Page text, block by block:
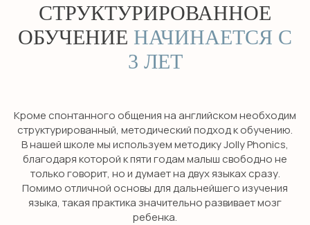
СТРУКТУРИРОВАННОЕ
ОБУЧЕНИЕ НАЧИНАЕТСЯ С
3 ЛЕТ
Кроме спонтанного общения на английском необходим
структурированный, методический подход к обучению.
В нашей школе мы используем методику Jolly Phonics,
благодаря которой к пяти годам малыш свободно не
только говорит, но и думает на двух языках сразу.
Помимо отличной основы для дальнейшего изучения
языка, такая практика значительно развивает мозг
ребенка.